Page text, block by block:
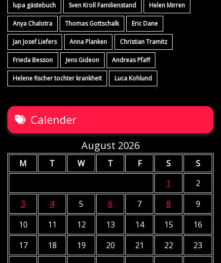
lupa gästebuch Sven Kroll Familienstand Helen Mirren
Anya Chalotra Thomas Gottschalk Eric Dane
Jan Josef Liefers Anna Planken Christian Tramitz
Frieda Besson Jens Gideon Andreas Pfaff
Helene fischer tochter krankheit Luca Kohlund
Calender
August 2026
M T W T F S
S
1
2
3
4 5 6 7 8
9
10
11 12 13 14 15
16
17
18 19 20 21 22
23